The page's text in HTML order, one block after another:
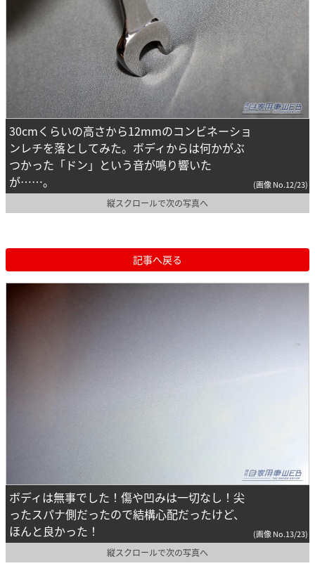
30cmくらいの高さから12mmのコンビネーショ
ンレチを落としてみた。ボディからは何かがぶ
つかった「ドン」という音が鳴り響いた
が……。
(画像 No.12/23)
縦スクロールで次の写真へ
記事へ戻る
ボディは無事でした！傷や凹みは一切なし！尖
ったスパナ側だったので結構心配だったけど、
ほんと良かった！
(画像 No.13/23)
縦スクロールで次の写真へ